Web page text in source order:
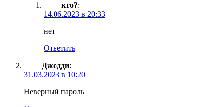
кто?:
14.06.2023 в 20:33
нет
Ответить
Джодди:
31.03.2023 в 10:20
Неверный пароль